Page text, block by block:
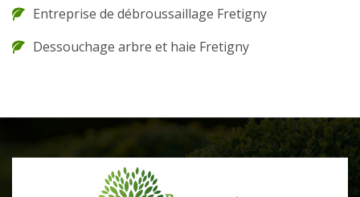
Entreprise de débroussaillage Fretigny
Dessouchage arbre et haie Fretigny